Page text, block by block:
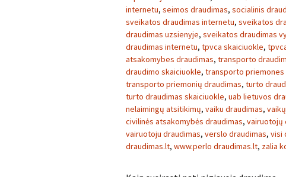
internetu, seimos draudimas, socialinis
sveikatos draudimas internetu, sveikatos
draudimas uzsienyje, sveikatos draudimas
draudimas internetu, tpvca skaiciuokle,
atsakomybes draudimas, transporto
draudimo skaiciuokle, transporto priemones
transporto priemonių draudimas, turto
turto draudimas skaiciuokle, uab lietuvos
nelaimingų atsitikimų, vaiku draudimas,
civilinės atsakomybės draudimas, vairuotojų
vairuotoju draudimas, verslo draudimas, visi
draudimas.lt, www.perlo draudimas.lt, zalia